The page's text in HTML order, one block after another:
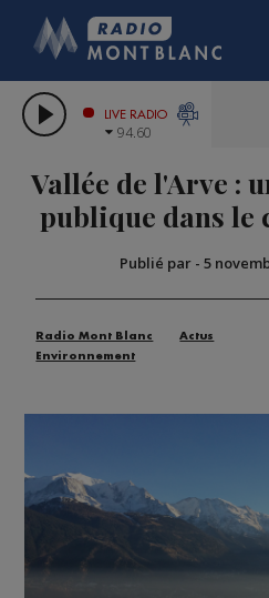
LES CHRONIQUES
CITIZEN
GRAND MASSIF
COMPAGNIE DU
LIVE RADIO
94.60
Vallée de l'Arve :
publique dans le
Publié par - 5
Radio Mont Blanc
Actus
Environnement